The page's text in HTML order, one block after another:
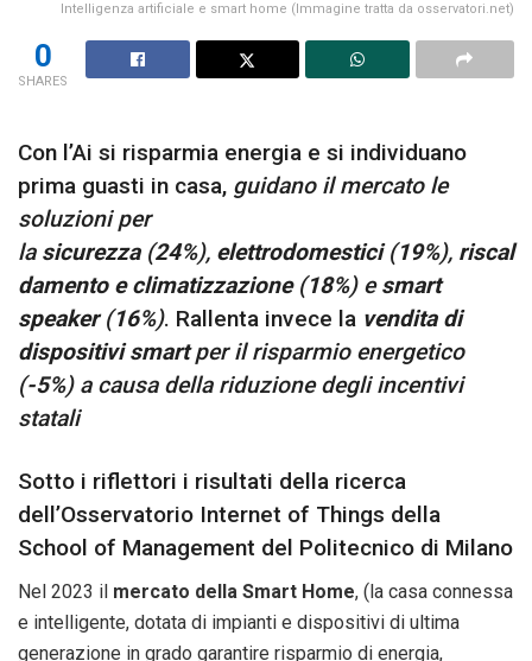
Intelligenza artificiale e smart home (Immagine tratta da osservatori.net)
0
SHARES
Con l’Ai si risparmia energia e si individuano
prima guasti in casa, guidano il mercato le
soluzioni per
la sicurezza(24%), elettrodomestici(19%), riscal
damento e climatizzazione(18%) esmart
speaker(16%). Rallenta invece la vendita di
dispositivi smartper il risparmio energetico
(-5%) a causa della riduzione degli incentivi
statali
Sotto i riflettori i risultati della ricerca
dell’Osservatorio Internet of Things della
School of Management del Politecnico di Milano
Nel 2023 il mercato della Smart Home, (la casa connessa
e intelligente, dotata di impianti e dispositivi di ultima
generazione in grado garantire risparmio di energia,